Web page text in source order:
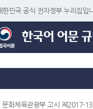
한민국 공식 전자정부 누리집입
화체육관광부 고시 제2017-